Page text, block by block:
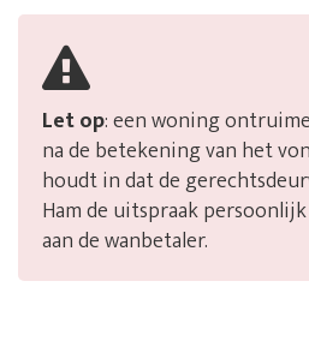
Let op: een woning
na de betekening van het
houdt in dat de
Ham de uitspraak
aan de wanbetaler.